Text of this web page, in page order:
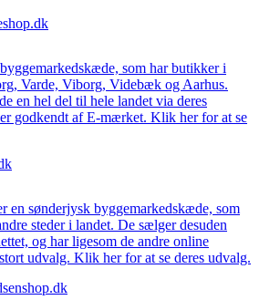
som har butikker i
Varde, Viborg, Videbæk og Aarhus.
en hel del til hele landet via deres
godkendt af E-mærket. Klik her for at se
en sønderjysk byggemarkedskæde, som
steder i landet. De sælger desuden
og har ligesom de andre online
udvalg. Klik her for at se deres udvalg.